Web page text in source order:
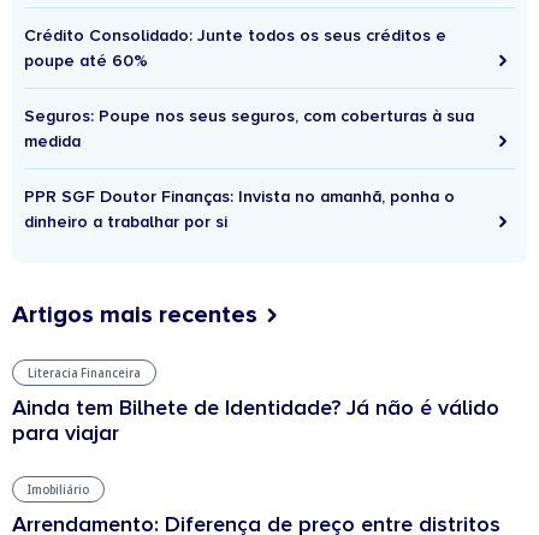
Crédito Consolidado: Junte todos os seus créditos e
poupe até 60%
Seguros: Poupe nos seus seguros, com coberturas à sua
medida
PPR SGF Doutor Finanças: Invista no amanhã, ponha o
dinheiro a trabalhar por si
Artigos mais recentes
Literacia Financeira
Ainda tem Bilhete de Identidade? Já não é válido
para viajar
Imobiliário
Arrendamento: Diferença de preço entre distritos